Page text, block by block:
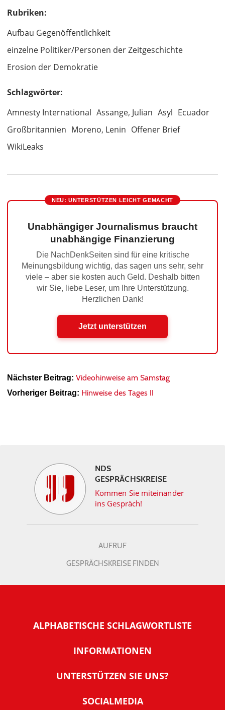
Rubriken:
Aufbau Gegenöffentlichkeit
einzelne Politiker/Personen der Zeitgeschichte
Erosion der Demokratie
Schlagwörter:
Amnesty International Assange, Julian Asyl Ecuador
Großbritannien Moreno, Lenin Offener Brief
WikiLeaks
NEU: UNTERSTÜTZEN LEICHT GEMACHT
Unabhängiger Journalismus braucht
unabhängige Finanzierung
Die NachDenkSeiten sind für eine kritische
Meinungsbildung wichtig, das sagen uns sehr, sehr
viele – aber sie kosten auch Geld. Deshalb bitten
wir Sie, liebe Leser, um Ihre Unterstützung.
Herzlichen Dank!
Jetzt unterstützen
Nächster Beitrag: Videohinweise am Samstag
Vorheriger Beitrag: Hinweise des Tages II
NDS
GESPRÄCHSKREISE
Kommen Sie miteinander
ins Gespräch!
AUFRUF
GESPRÄCHSKREISE FINDEN
ALPHABETISCHE SCHLAGWORTLISTE
INFORMATIONEN
Warum NachDenkSeiten
Tipps zur Nutzung der NachDenkSeiten
UNTERSTÜTZEN SIE UNS?
SOCIALMEDIA